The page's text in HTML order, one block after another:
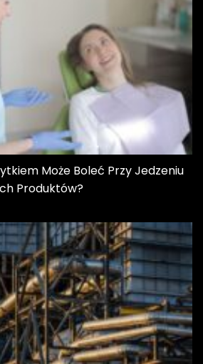
Może Boleć Przy Jedzeniu
Produktów?